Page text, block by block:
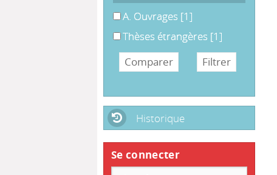
A. Ouvrages
A. Ouvrages [1]
Thèses étrangères
Thèses étrangères [1]
Historique
Se connecter